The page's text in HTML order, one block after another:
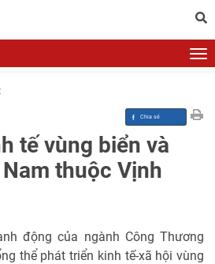
tế vùng biển và
thuộc Vịnh
động của ngành Công Thương
thể phát triển kinh tế-xã hội vùng